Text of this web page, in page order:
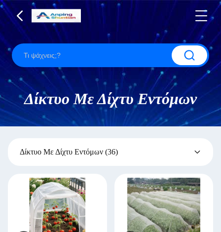
Δίκτυο Με Δίχτυ Εντόμων
Δίκτυο Με Δίχτυ Εντόμων (36)